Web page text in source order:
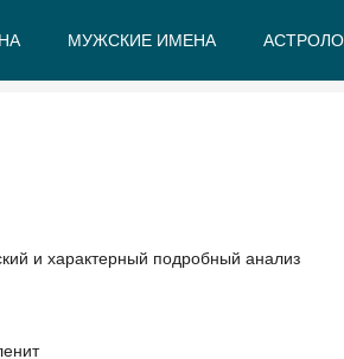
МУЖСКИЕ ИМЕНА
и характерный подробный анализ